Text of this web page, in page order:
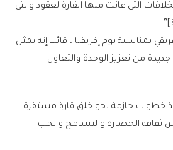
التي عانت منها القارة لعقود والتي
بمناسبة يوم إفريقيا ، قائلا إنه يمثل
من تعزيز الوحدة والتعاون
خطوات حازمة نحو خلق قارة مستقرة
الحضارة والتسامح والحب